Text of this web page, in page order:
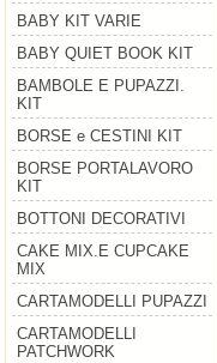
BABY KIT VARIE
BABY QUIET BOOK KIT
BAMBOLE E PUPAZZI.
KIT
BORSE e CESTINI KIT
BORSE PORTALAVORO
KIT
BOTTONI DECORATIVI
CAKE MIX.E CUPCAKE
MIX
CARTAMODELLI PUPAZZI
CARTAMODELLI
PATCHWORK